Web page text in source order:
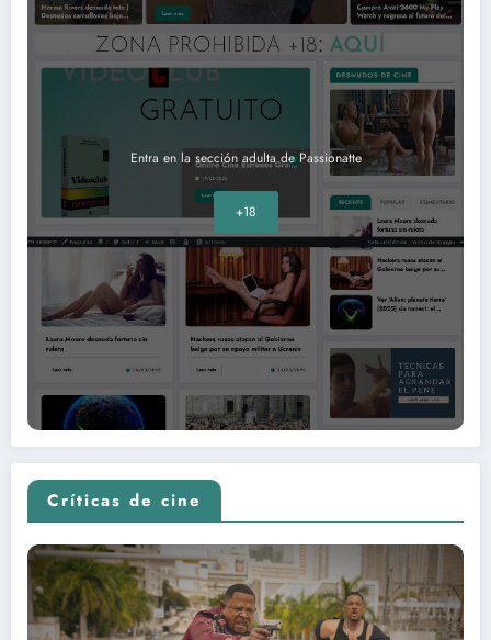
Entra en la sección adulta de Passionatte
+18
Críticas de cine